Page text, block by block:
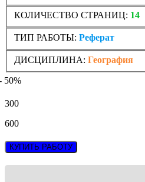
КОЛИЧЕСТВО СТРАНИЦ: 14
ТИП РАБОТЫ: Реферат
ДИСЦИПЛИНА: География
50%
300
600
КУПИТЬ РАБОТУ